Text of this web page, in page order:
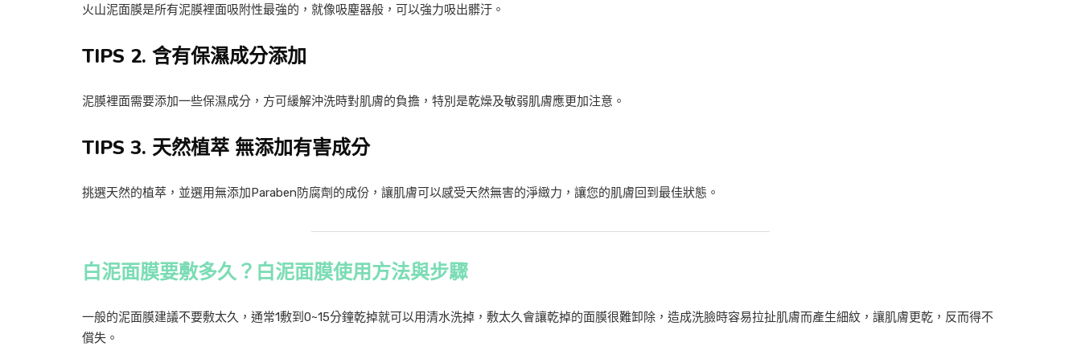
火山泥面膜是所有泥膜裡面吸附性最強的，就像吸塵器般，可以強力吸出髒汙。
TIPS 2. 含有保濕成分添加
泥膜裡面需要添加一些保濕成分，方可緩解沖洗時對肌膚的負擔，特別是乾燥及敏弱肌膚應更加注意。
TIPS 3. 天然植萃 無添加有害成分
挑選天然的植萃，並選用無添加Paraben防腐劑的成份，讓肌膚可以感受天然無害的淨緻力，讓您的肌膚回到最佳狀態。
白泥面膜要敷多久？白泥面膜使用方法與步驟
一般的泥面膜建議不要敷太久，通常1敷到0~15分鐘乾掉就可以用清水洗掉，敷太久會讓乾掉的面膜很難卸除，造成洗臉時容易拉扯肌膚而產生細紋，讓肌膚更乾，反而得不
償失。